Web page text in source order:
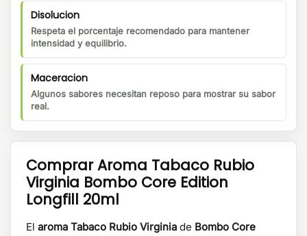
Disolucion
Respeta el porcentaje recomendado para mantener
intensidad y equilibrio.
Maceracion
Algunos sabores necesitan reposo para mostrar su sabor
real.
Comprar Aroma Tabaco Rubio
Virginia Bombo Core Edition
Longfill 20ml
El aroma Tabaco Rubio Virginia de Bombo Core